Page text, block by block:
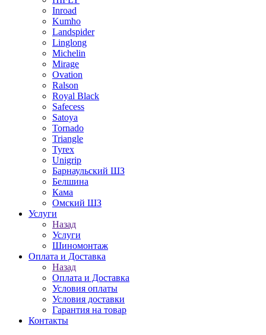
Inroad
Kumho
Landspider
Linglong
Michelin
Mirage
Ovation
Ralson
Royal Black
Safecess
Satoya
Tornado
Triangle
Tyrex
Unigrip
Барнаульский ШЗ
Белшина
Кама
Омский ШЗ
Услуги
Назад
Услуги
Шиномонтаж
Оплата и Доставка
Назад
Оплата и Доставка
Условия оплаты
Условия доставки
Гарантия на товар
Контакты